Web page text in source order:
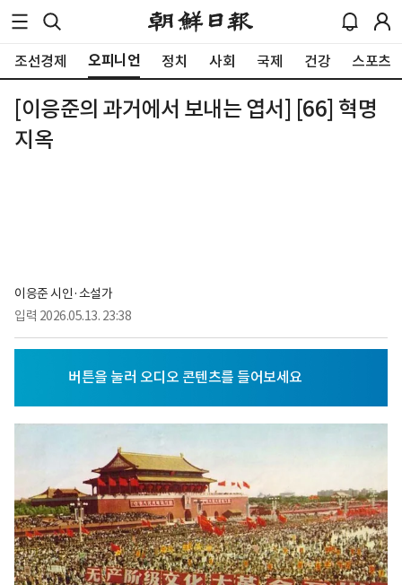
조선경제 오피니언 정치 사회 국제 건강 스포츠
[이응준의 과거에서 보내는 엽서] [66] 혁명
지옥
이응준 시인·소설가
입력 2026.05.13. 23:38